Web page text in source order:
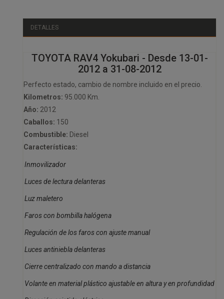
DETALLES
TOYOTA RAV4 Yokubari - Desde 13-01-
2012 a 31-08-2012
Perfecto estado, cambio de nombre incluido en el precio.
Kilometros: 95.000 Km.
Año: 2012
Caballos: 150
Combustible: Diesel
Características:
Inmovilizador
Luces de lectura delanteras
Luz maletero
Faros con bombilla halógena
Regulación de los faros con ajuste manual
Luces antiniebla delanteras
Cierre centralizado con mando a distancia
Volante en material plástico ajustable en altura y en profundidad